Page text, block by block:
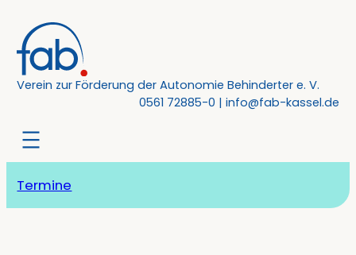
Inhalt
springen
Verein zur Förderung der Autonomie Behinderter e. V.
0561 72885-0 | info@fab-kassel.de
Termine